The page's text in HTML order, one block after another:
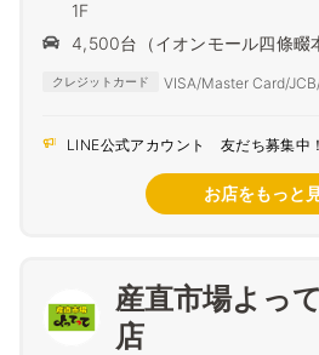
1F
4,500台（イオンモール四條畷
クレジットカード
VISA/Master Card/
LINE公式アカウント 友だち募集中！
お店をもっと
産直市場よっ
店